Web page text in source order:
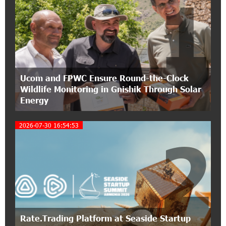
12:40:22 8-07-2026
Polytechnic University Graduation Ceremony
Held with the Support of Unibank
17:10:45 7-07-2026
Converse Bank Completes the Placement of
EBRD Bonds
From Financial Adventures to Great Victories:
16:43:06 6-07-2026
The Power of One Dram and the Armenian State
Symphony Orchestra Conclude the Forest
Project Launched in Shirak
Ucom and FPWC Ensure Round-the-Clock
Wildlife Monitoring in Gnishik Through Solar
Energy
1
2026-07-30 16:54:53
Rate.Trading Platform at Seaside Startup
2